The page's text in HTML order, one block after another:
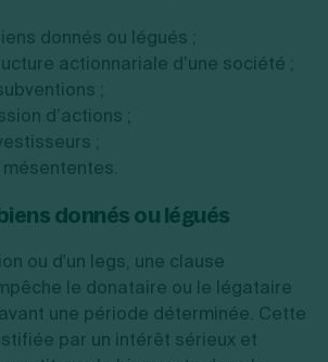
donnés ou légués ;
actionnariale d’une société ;
;
d’actions ;
;
donnés ou légués
ou d'un legs, une clause
le donataire ou le légataire
une période déterminée. Cette
par un intérêt sérieux et